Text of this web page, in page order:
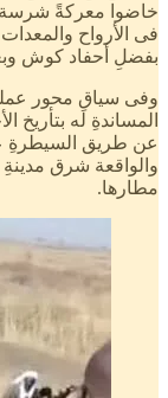
خاضوا معركةً شرسة
فى الأرواح
بفضلِ أحفاد كوش
وفى سياقِ محور
عن طريق السيطرةِ
مطارها.